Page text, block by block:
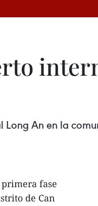
An en la
fase
de Can